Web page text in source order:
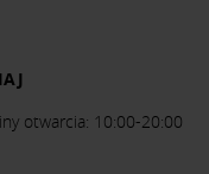
otwarcia: 10:00-20:00